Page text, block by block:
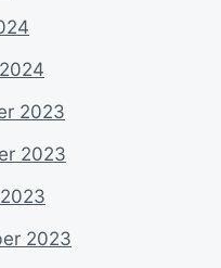
2023
2023
2023